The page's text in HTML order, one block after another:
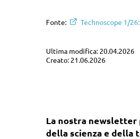
Fonte: Technoscope 1/
Ultima modifica: 20.04.2026
Creato: 21.06.2026
La nostra
della scienza e della